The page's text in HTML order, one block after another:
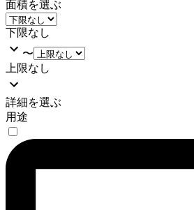
面積を選ぶ
下限なし
〜
上限なし
詳細を選ぶ
用途